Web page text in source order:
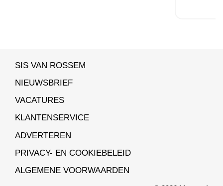
SIS VAN ROSSEM
NIEUWSBRIEF
VACATURES
KLANTENSERVICE
ADVERTEREN
PRIVACY- EN COOKIEBELEID
ALGEMENE VOORWAARDEN